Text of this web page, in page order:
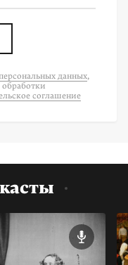
данных,
соглашение